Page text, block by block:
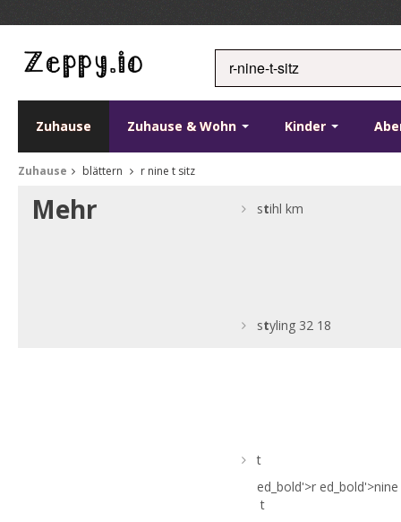
Zuhause Zuhause & Wohn Kinder
Zuhause blättern r nine t sitz
Mehr stihl km
styling 32 18
t
ed_bold'>r
t